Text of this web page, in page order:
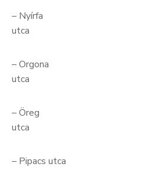
– Nyírfa
– Orgona
– Öreg
– Pipacs utca